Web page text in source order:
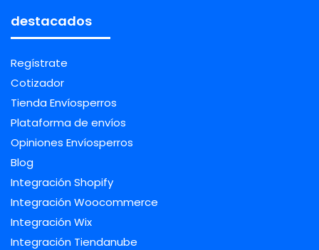
destacados
Regístrate
Cotizador
Tienda Envíosperros
Plataforma de envíos
Opiniones Envíosperros
Blog
Integración Shopify
Integración Woocommerce
Integración Wix
Integración Tiendanube